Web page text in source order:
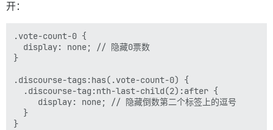
开：
.vote-count-0 {
  display: none; // 隐藏0票数
}
.discourse-tags:has(.vote-count-0) {
  .discourse-tag:nth-last-child(2):after {
     display: none; // 隐藏倒数第二个标签上的逗号
  }
}